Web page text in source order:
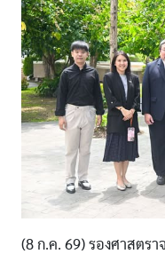
(8 ก.ค. 69) รองศาสตร